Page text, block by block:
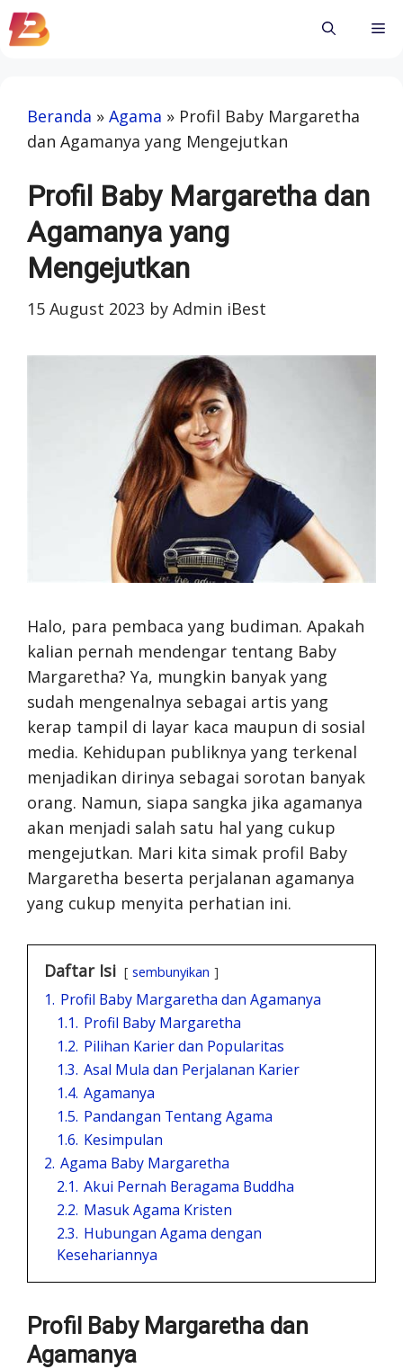
Skip
to
Beranda » Agama » Profil Baby Margaretha
dan Agamanya yang Mengejutkan
Profil Baby Margaretha dan
Agamanya yang
Mengejutkan
15 August 2023 by Admin iBest
Halo, para pembaca yang budiman. Apakah
kalian pernah mendengar tentang Baby
Margaretha? Ya, mungkin banyak yang
sudah mengenalnya sebagai artis yang
kerap tampil di layar kaca maupun di sosial
media. Kehidupan publiknya yang terkenal
menjadikan dirinya sebagai sorotan banyak
orang. Namun, siapa sangka jika agamanya
akan menjadi salah satu hal yang cukup
mengejutkan. Mari kita simak profil Baby
Margaretha beserta perjalanan agamanya
yang cukup menyita perhatian ini.
Daftar Isi sembunyikan
1. Profil Baby Margaretha dan Agamanya
1.1. Profil Baby Margaretha
1.2. Pilihan Karier dan Popularitas
1.3. Asal Mula dan Perjalanan Karier
1.4. Agamanya
1.5. Pandangan Tentang Agama
1.6. Kesimpulan
2. Agama Baby Margaretha
2.1. Akui Pernah Beragama Buddha
2.2. Masuk Agama Kristen
2.3. Hubungan Agama dengan
Kesehariannya
Profil Baby Margaretha dan
Agamanya